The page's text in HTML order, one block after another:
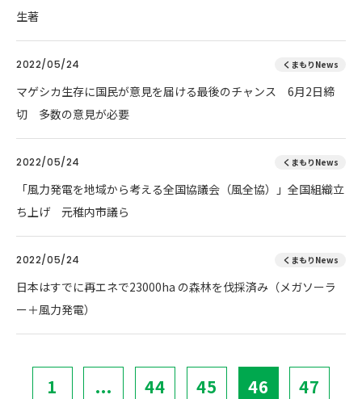
生著
2022/05/24 くまもりNews
マゲシカ生存に国民が意見を届ける最後のチャンス 6月2日締
切 多数の意見が必要
2022/05/24 くまもりNews
「風力発電を地域から考える全国協議会（風全協）」全国組織立
ち上げ 元稚内市議ら
2022/05/24 くまもりNews
日本はすでに再エネで23000ha の森林を伐採済み（メガソーラ
ー＋風力発電）
1 ... 44 45 46 47